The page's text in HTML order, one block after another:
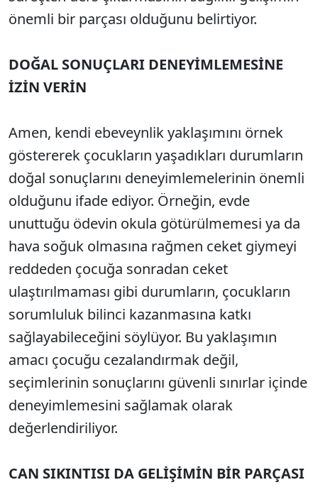
önemli bir parçası olduğunu belirtiyor.
DOĞAL SONUÇLARI DENEYİMLEMESİNE
İZİN VERİN
Amen, kendi ebeveynlik yaklaşımını örnek
göstererek çocukların yaşadıkları durumların
doğal sonuçlarını deneyimlemelerinin önemli
olduğunu ifade ediyor. Örneğin, evde
unuttuğu ödevin okula götürülmemesi ya da
hava soğuk olmasına rağmen ceket giymeyi
reddeden çocuğa sonradan ceket
ulaştırılmaması gibi durumların, çocukların
sorumluluk bilinci kazanmasına katkı
sağlayabileceğini söylüyor. Bu yaklaşımın
amacı çocuğu cezalandırmak değil,
seçimlerinin sonuçlarını güvenli sınırlar içinde
deneyimlemesini sağlamak olarak
değerlendiriliyor.
CAN SIKINTISI DA GELİŞİMİN BİR PARÇASI